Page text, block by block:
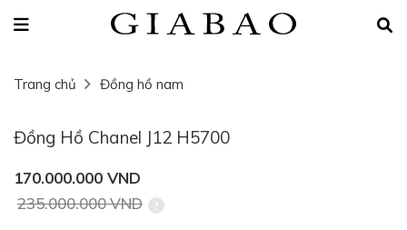
Trang chủ Đồng hồ nam
Đồng Hồ Chanel J12 H5700
170.000.000 VND
235.000.000 VND